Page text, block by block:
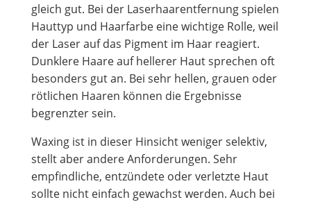
gleich gut. Bei der Laserhaarentfernung spielen
Hauttyp und Haarfarbe eine wichtige Rolle, weil
der Laser auf das Pigment im Haar reagiert.
Dunklere Haare auf hellerer Haut sprechen oft
besonders gut an. Bei sehr hellen, grauen oder
rötlichen Haaren können die Ergebnisse
begrenzter sein.
Waxing ist in dieser Hinsicht weniger selektiv,
stellt aber andere Anforderungen. Sehr
empfindliche, entzündete oder verletzte Haut
sollte nicht einfach gewachst werden. Auch bei